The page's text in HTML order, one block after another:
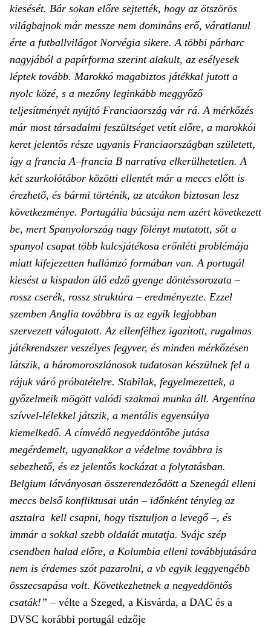
kiesését. Bár sokan előre sejtették, hogy az ötszörös
világbajnok már messze nem domináns erő, váratlanul
érte a futballvilágot Norvégia sikere. A többi párharc
nagyjából a papírforma szerint alakult, az esélyesek
léptek tovább. Marokkó magabiztos játékkal jutott a
nyolc közé, s a mezőny leginkább meggyőző
teljesítményét nyújtó Franciaország vár rá. A mérkőzés
már most társadalmi feszültséget vetít előre, a marokkói
keret jelentős része ugyanis Franciaországban született,
így a francia A–francia B narratíva elkerülhetetlen. A
két szurkolótábor közötti ellentét már a meccs előtt is
érezhető, és bármi történik, az utcákon biztosan lesz
következménye. Portugália búcsúja nem azért következett
be, mert Spanyolország nagy fölényt mutatott, sőt a
spanyol csapat több kulcsjátékosa erőnléti problémája
miatt kifejezetten hullámzó formában van. A portugál
kiesést a kispadon ülő edző gyenge döntéssorozata –
rossz cserék, rossz struktúra – eredményezte. Ezzel
szemben Anglia továbbra is az egyik legjobban
szervezett válogatott. Az ellenfélhez igazított, rugalmas
játékrendszer veszélyes fegyver, és minden mérkőzésen
látszik, a háromoroszlánosok tudatosan készülnek fel a
rájuk váró próbatételre. Stabilak, fegyelmezettek, a
győzelmeik mögött valódi szakmai munka áll. Argentína
szívvel-lélekkel játszik, a mentális egyensúlya
kiemelkedő. A címvédő negyeddöntőbe jutása
megérdemelt, ugyanakkor a védelme továbbra is
sebezhető, és ez jelentős kockázat a folytatásban.
Belgium látványosan összerendeződött a Szenegál elleni
meccs belső konfliktusai után – időnként tényleg az
asztalra kell csapni, hogy tisztuljon a levegő –, és
immár a sokkal szebb oldalát mutatja. Svájc szép
csendben halad előre, a Kolumbia elleni továbbjutására
nem is érdemes szót pazarolni, a vb egyik leggyengébb
összecsapása volt. Következhetnek a negyeddöntős
csaták!”– vélte a Szeged, a Kisvárda, a DAC és a
DVSC korábbi portugál edzője